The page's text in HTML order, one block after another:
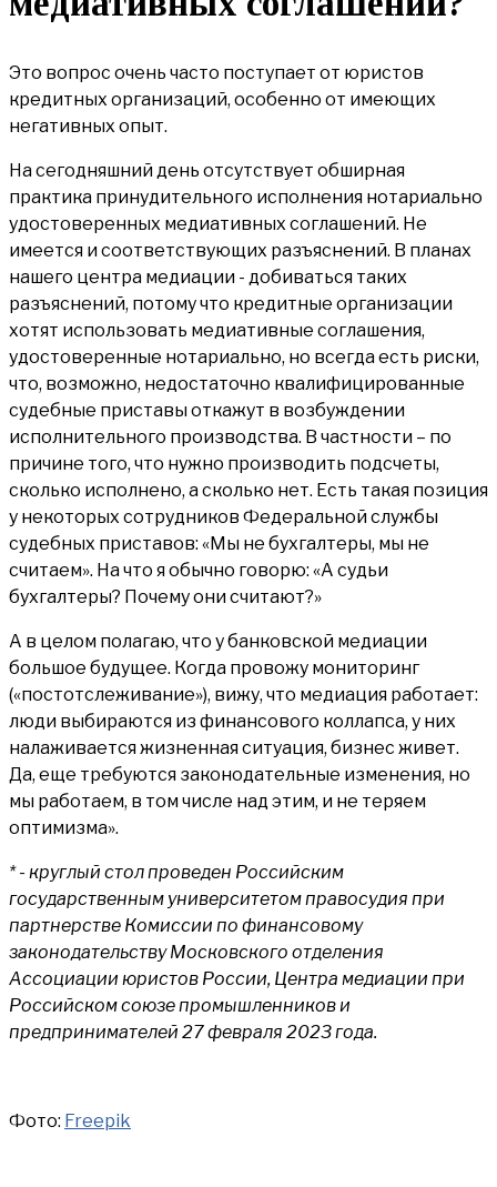
Это вопрос очень часто поступает от юристов
кредитных организаций, особенно от имеющих
негативных опыт.
На сегодняшний день отсутствует обширная
практика принудительного исполнения нотариально
удостоверенных медиативных соглашений. Не
имеется и соответствующих разъяснений. В планах
нашего центра медиации - добиваться таких
разъяснений, потому что кредитные организации
хотят использовать медиативные соглашения,
удостоверенные нотариально, но всегда есть риски,
что, возможно, недостаточно квалифицированные
судебные приставы откажут в возбуждении
исполнительного производства. В частности – по
причине того, что нужно производить подсчеты,
сколько исполнено, а сколько нет. Есть такая позиция
у некоторых сотрудников Федеральной службы
судебных приставов: «Мы не бухгалтеры, мы не
считаем». На что я обычно говорю: «А судьи
бухгалтеры? Почему они считают?»
А в целом полагаю, что у банковской медиации
большое будущее. Когда провожу мониторинг
(«постотслеживание»), вижу, что медиация работает:
люди выбираются из финансового коллапса, у них
налаживается жизненная ситуация, бизнес живет.
Да, еще требуются законодательные изменения, но
мы работаем, в том числе над этим, и не теряем
оптимизма».
* - круглый стол проведен Российским
государственным университетом правосудия при
партнерстве Комиссии по финансовому
законодательству Московского отделения
Ассоциации юристов России, Центра медиации при
Российском союзе промышленников и
предпринимателей 27 февраля 2023 года.
Фото: Freepik